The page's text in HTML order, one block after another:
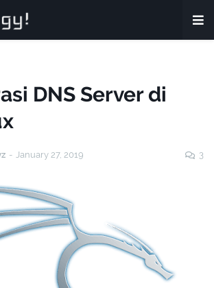
DNS Server di
- January 27, 2019 3